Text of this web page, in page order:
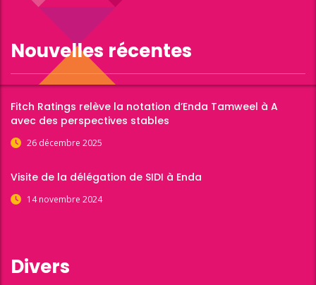
Nouvelles récentes
Fitch Ratings relève la notation d’Enda Tamweel à A
avec des perspectives stables
26 décembre 2025
Visite de la délégation de SIDI à Enda
14 novembre 2024
Divers